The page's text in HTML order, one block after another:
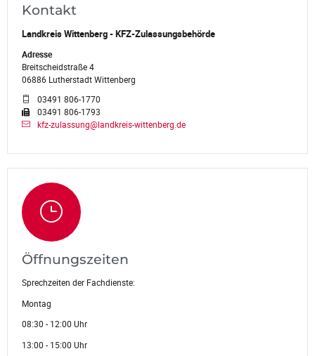
Kontakt
Landkreis Wittenberg - KFZ-Zulassungsbehörde
Adresse
Breitscheidstraße 4
06886 Lutherstadt Wittenberg
03491 806-1770
03491 806-1793
kfz-zulassung@landkreis-wittenberg.de
Öffnungszeiten
Sprechzeiten der Fachdienste:
Montag
08:30 - 12:00 Uhr
13:00 - 15:00 Uhr